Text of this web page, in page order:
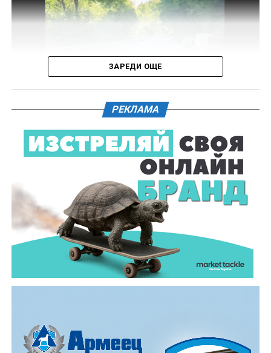
Във връзка с изясняване на този въпрос предстои
назначаване на химическа експертиза на иззети в
Действията по разследването продължават под
ръководството на Окръжна прокуратура – Габрово.
61-годишен мъж от севлиевското село Шумата
загуби живота след като катастрофира с мотор.
Тежкият инцидент е станал в събота, 1 август, около
10.00 часа в прохода Шипка. По данни на полицията
мотористът е самокатастрофирал.
На място незабавно е бил изпратен полицейски
екип, който установил самоличността на водача. Той
е бил транспортиран в габровската болница, където
по-късно починал.
Според първоначалната информация водачът се е
Причините за инцидента са в процес на изясняване.
ЗАРЕДИ ОЩЕ
РЕКЛАМА